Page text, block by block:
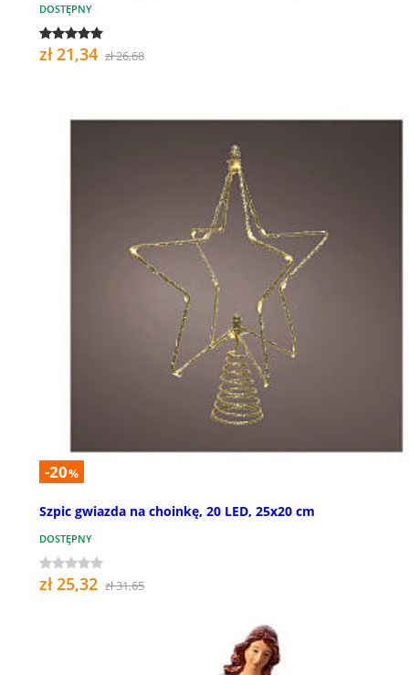
DOSTĘPNY
zł 21,34 zł 26,68
-20%
Szpic gwiazda na choinkę, 20 LED, 25x20 cm
DOSTĘPNY
zł 25,32 zł 31,65